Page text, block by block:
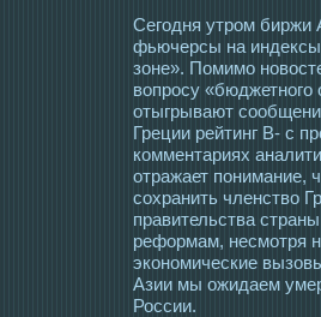
Сегодня утром биржи
фьючерсы на
зоне». Помимо
вопросу
отыгрывают
Греции рейтинг В- с
комментариях
отражает понимание,
сохранить членство
правительства
реформам, несмотря
экономические
Азии мы ожидаем
России.